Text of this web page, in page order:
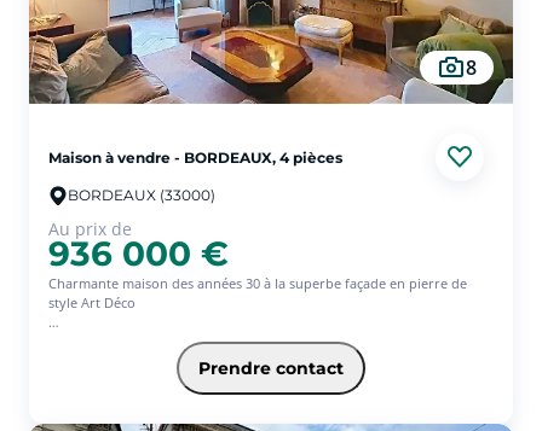
8
Maison à vendre - BORDEAUX, 4 pièces
BORDEAUX (33000)
Au prix de
936 000 €
Charmante maison des années 30 à la superbe façade en pierre de
style Art Déco
Idéalement située dans une rue calme, à seulement 250 mètres de
l'arrêt de tram D Barrière du Médoc, cette élégante maison bénéficie
d'un emplacement privilégié, à proximité immédiate des commerces et
des établissements scolaires les plus recherchés du quartier.
Prendre contact